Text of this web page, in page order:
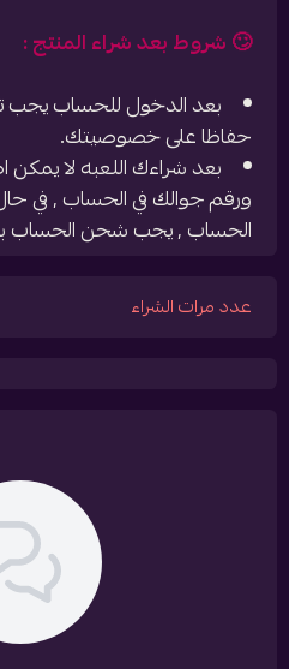
🙄 شروط بعد شراء المنتج :
بعد الدخول للحساب يجب
حفاظا على خصوصيتك.
بعد شراءك اللعبه لا يمكن
ورقم جوالك في الحساب , في
الحساب , يجب شحن الحساب
عدد مرات الشراء